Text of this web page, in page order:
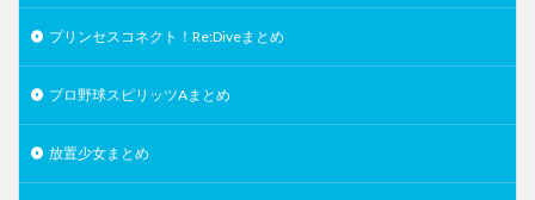
プリンセスコネクト！Re:Diveまとめ
プロ野球スピリッツAまとめ
放置少女まとめ